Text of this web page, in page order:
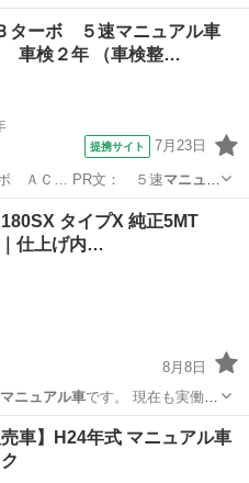
の他 ISUZU
ターボ ５速マニュアル車
検２年 （車検整…
提携サイト 7月23日
ＡＣ… PR文： ５速マニュア
180SX タイプX 純正5MT
仕上げ内…
8月8日
マニュアル車です。 現在も実働
他
売車】H24年式 マニュアル車